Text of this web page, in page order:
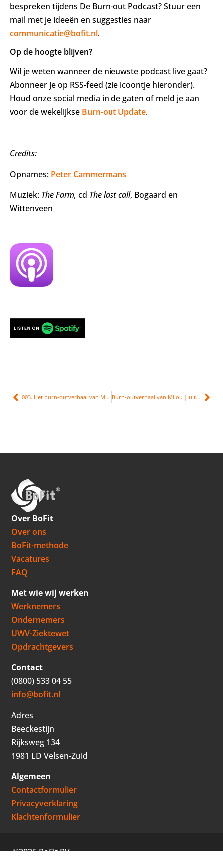
bespreken tijdens De Burn-out Podcast? Stuur een
mail met je ideeën en suggesties naar
communicatie@bofit.nl.
Op de hoogte blijven?
Wil je weten wanneer de nieuwste podcast live gaat?
Abonneer je op RSS-feed (zie icoontje hieronder).
Houd onze social media in de gaten of meld je aan
voor de wekelijkse Burn-out Update.
Credits:
Opnames: Peter Cammermans
Muziek: The Farm, cd The last call, Bogaard en
Wittenveen
003. Het burn-outverhaal van Monique Burn-outverhaal van Milou | uit mijn hoofd
Over BoFit
Over ons
BoFit-methode
Vacatures
FAQ
Met wie wij werken
Werknemers
Ondernemers
UWV-Ziektewet
Opdrachtgevers
Contact
(0800) 533 04 55
info@bofit.nl
Adres
Beeckestijn
Rijksweg 134
1981 LD Velsen-Zuid
Algemeen
Contactformulier
Privacyverklaring
Klachtenformulier
©2026 BoFit BV